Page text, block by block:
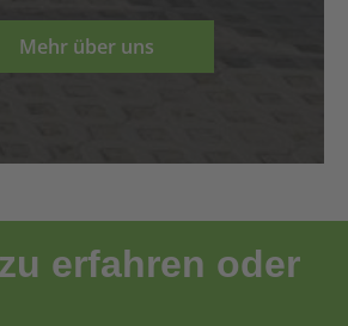
Mehr über uns
erfahren oder